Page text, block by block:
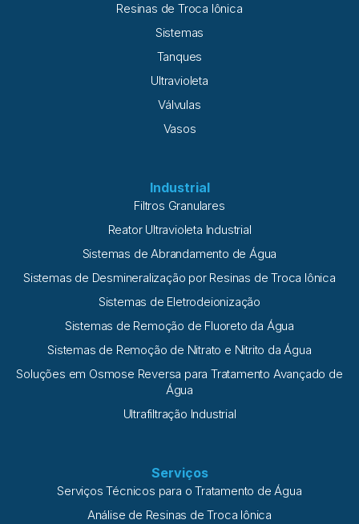
Resinas de Troca Iônica
Sistemas
Tanques
Ultravioleta
Válvulas
Vasos
Industrial
Filtros Granulares
Reator Ultravioleta Industrial
Sistemas de Abrandamento de Água
Sistemas de Desmineralização por Resinas de Troca Iônica
Sistemas de Eletrodeionização
Sistemas de Remoção de Fluoreto da Água
Sistemas de Remoção de Nitrato e Nitrito da Água
Soluções em Osmose Reversa para Tratamento Avançado de
Água
Ultrafiltração Industrial
Serviços
Serviços Técnicos para o Tratamento de Água
Análise de Resinas de Troca Iônica